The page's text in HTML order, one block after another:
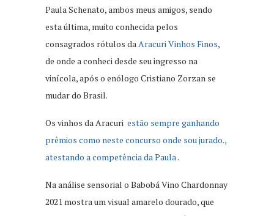
Paula Schenato, ambos meus amigos, sendo
esta última, muito conhecida pelos
consagrados rótulos daAracuri Vinhos Finos,
de onde a conheci desde seu ingresso na
vinícola, após o enólogo Cristiano Zorzan se
mudar do Brasil.
Os vinhos da Aracuri estão sempre ganhando
prêmios como neste concurso onde sou jurado.,
atestando a competência da Paula.
Na análise sensorial o Babobá Vino Chardonnay
2021 mostra um visual amarelo dourado, que